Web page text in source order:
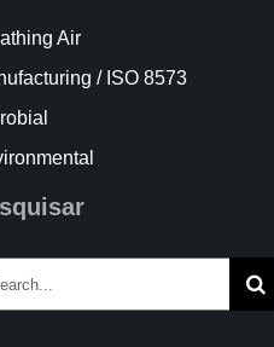
Air
/ ISO 8573